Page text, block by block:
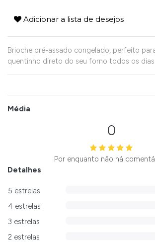
Adicionar a lista de desejos
Brioche pré-assado congelado, perfeito
quentinho direto do seu forno todos os dias.
Média
0
Por enquanto não há
Detalhes
5 estrelas
4 estrelas
3 estrelas
2 estrelas